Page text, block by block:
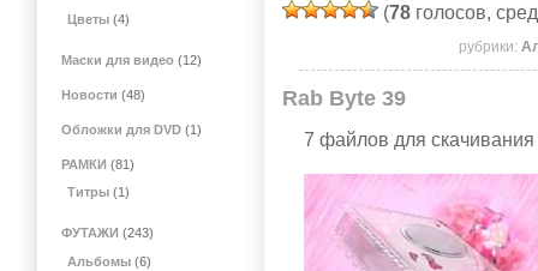
(78 голосов,
рубрики:
Rab Byte 39
7 файлов для скачивания
Цветы (4)
Маски для видео (12)
Новости (48)
Обложки для DVD(1)
РАМКИ (81)
Титры (1)
ФУТАЖИ (243)
Альбомы (6)